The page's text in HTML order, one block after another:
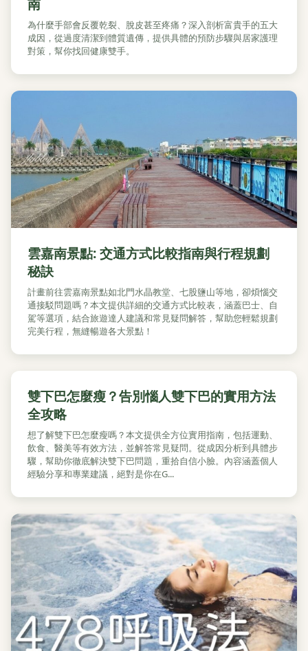
南
為什麼手部會反覆乾裂、脫皮甚至疼痛？深入剖析富貴手的五大
成因，從過度清潔到體質遺傳，提供具體的預防步驟與居家護理
對策，幫你找回健康雙手。
雲嘉南景點: 交通方式比較指南與行程規劃
秘訣
計畫前往雲嘉南景點如北門水晶教堂、七股鹽山等地，卻煩惱交
通接駁問題嗎？本文提供詳細的交通方式比較表，涵蓋巴士、自
駕等選項，結合旅遊達人建議和常見疑問解答，幫助您輕鬆規劃
完美行程，無縫暢遊各大景點！
雙下巴怎麼瘦？告別惱人雙下巴的實用方法
全攻略
想了解雙下巴怎麼瘦嗎？本文提供全方位實用指南，包括運動、
飲食、醫美等有效方法，並解答常見疑問。從成因分析到具體步
驟，幫助你徹底解決雙下巴問題，重拾自信小臉。內容涵蓋個人
經驗分享和專業建議，絕對是你在G...